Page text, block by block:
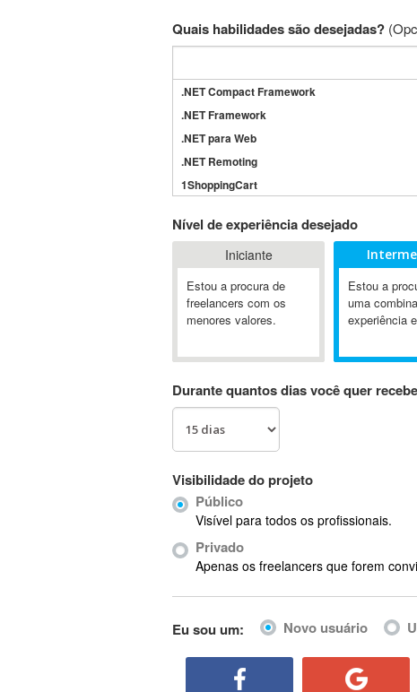
Quais habilidades são desejadas?
.NET Compact Framework
.NET Framework
.NET para Web
.NET Remoting
1ShoppingCart
3GSM
4D Dimension
802.11
A&P
A-GPS
Ab Initio
ABIS
AbleCommerce
Ableton Live
Abstract Window Toolkit (AWT)
Nível de experiência desejado
Iniciante
Estou a procura de
freelancers com os
menores valores.
Estou a
uma
experiência
Durante quantos dias você quer
Visibilidade do projeto
Público
Visível para todos os profissionais.
Privado
Apenas os freelancers que forem
Eu sou um: Novo usuário